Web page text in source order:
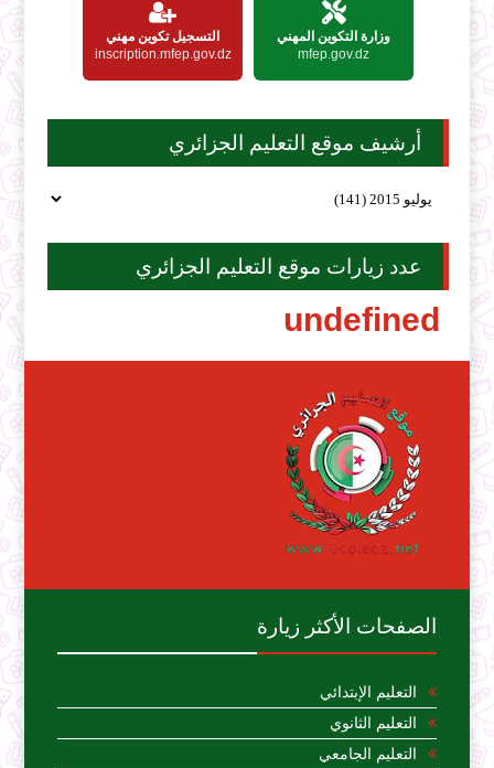
وزارة التكوين المهني
mfep.gov.dz
التسجيل تكوين مهني
inscription.mfep.gov.dz
أرشيف موقع التعليم الجزائري
عدد زيارات موقع التعليم الجزائري
undefined
الصفحات الأكثر زيارة
التعليم الإبتدائي
التعليم الثانوي
التعليم الجامعي